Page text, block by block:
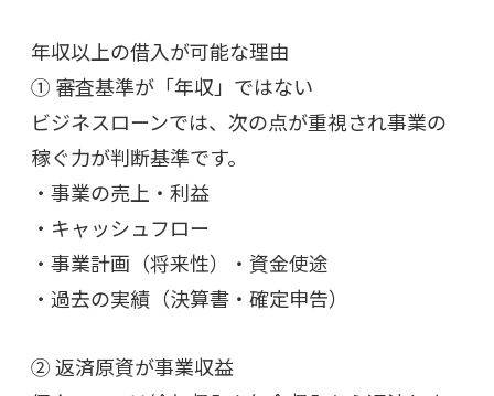
年収以上の借入が可能な理由
① 審査基準が「年収」ではない
ビジネスローンでは、次の点が重視され事業の
稼ぐ力が判断基準です。
・事業の売上・利益
・キャッシュフロー
・事業計画（将来性）・資金使途
・過去の実績（決算書・確定申告）
② 返済原資が事業収益